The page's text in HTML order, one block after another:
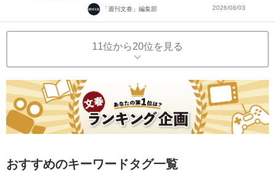
「週刊文春」編集部 2026/08/03
11位から20位を見る
おすすめのキーワードタグ一覧